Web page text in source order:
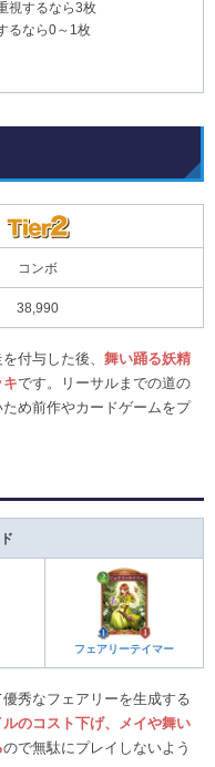
視するなら3枚
るなら0～1枚
コンボ
38,990
付与した後、 舞い踊る妖精
です。リーサルまでの道の
め前作やカードゲームをプ
フェアリーテイマー
秀なフェアリーを生成する
のコスト下げ、メイや舞い
ので無駄にプレイしないよう